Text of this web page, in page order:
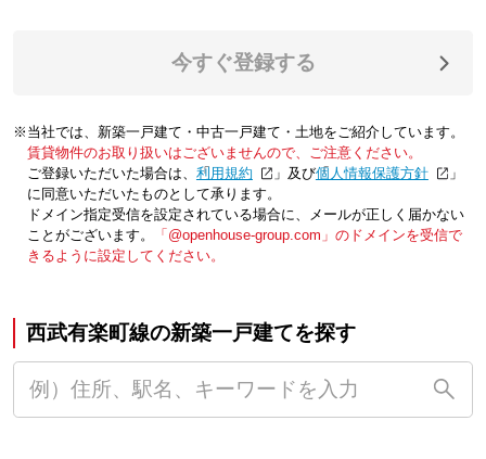
今すぐ登録する
※当社では、新築一戸建て・中古一戸建て・土地をご紹介しています。
賃貸物件のお取り扱いはございませんので、ご注意ください。
ご登録いただいた場合は、「利用規約 」及び「個人情報保護方針
」
に同意いただいたものとして承ります。
ドメイン指定受信を設定されている場合に、メールが正しく届かない
ことがございます。
「@openhouse-group.com」のドメインを受信で
きるように設定してください。
西武有楽町線の新築一戸建てを探す